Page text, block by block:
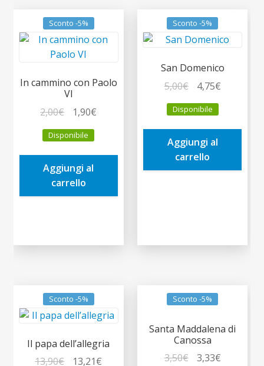
Sconto -5%
In cammino con Paolo
VI
2,00€
prezzo
originale
era:
2,00€.
1,90€
è:
Disponibile
Aggiungi al
carrello
Sconto -5%
San Domenico
5,00€
prezzo
originale
era:
5,00€.
4,75€Il
è:
Disponibile
Aggiungi al
carrello
Sconto -5%
Il papa dell’allegria
13,90€ 13,21€
Sconto -5%
Santa Maddalena di
Canossa
3,50€ 3,33€Il